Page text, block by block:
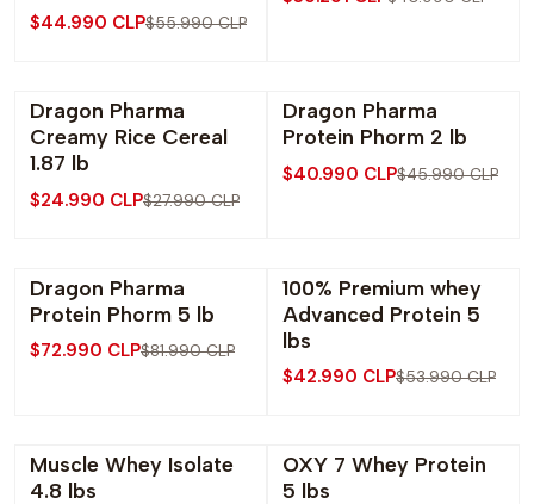
$44.990 CLP$55.990 CLP
-11% OFF
Dragon Pharma
Creamy Rice Cereal
1.87 lb
$24.990 CLP$27.990 CLP
-11% OFF
Dragon Pharma
Protein Phorm 2 lb
$40.990 CLP$45.990 CLP
-11% OFF
Dragon Pharma
Protein Phorm 5 lb
$72.990 CLP$81.990 CLP
-20% OFF
100% Premium whey
Advanced Protein 5
lbs
$42.990 CLP$53.990 CLP
-20% OFF
Muscle Whey Isolate
4.8 lbs
-19% OFF
OXY 7 Whey Protein
5 lbs